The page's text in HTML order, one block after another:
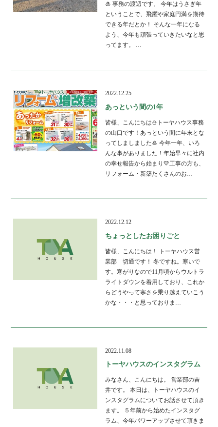
🎍 事務の渡辺です。 今年はうさぎ年
ということで、飛躍や家庭円満を期待
できる年だとか！ そんな一年になる
よう、今年も頑張っていきたいなと思
ってます。 …
2022.12.25
あっという間の1年
皆様、こんにちは⛄トーヤハウス事務
の山口です！あっという間に年末とな
ってしましました🎍 今年一年、いろ
んな事がありました！年始早々に社内
の幸せ報告から始まり💛工事の方も、
リフォーム・新築たくさんのお…
2022.12.12
ちょっとしたお困りごと
皆様、こんにちは！ トーヤハウス営
業部 切通です！ 冬ですね。寒いで
す。寒がりなので11月頃からウルトラ
ライトダウンを着用しており、これか
らどうやって寒さを乗り越えていこう
かな・・・と思っておりま…
2022.11.08
トーヤハウスのインスタグラム
みなさん、こんにちは。 営業部の吉
井です。 本日は、トーヤハウスのイ
ンスタグラムについてお話させて頂き
ます。 ５年前から始めたインスタグ
ラム、今年パワーアップさせて頂きま